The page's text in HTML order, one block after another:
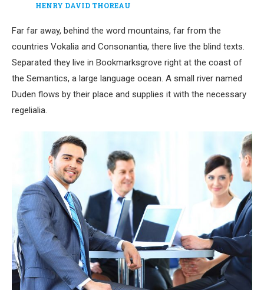
HENRY DAVID THOREAU
Far far away, behind the word mountains, far from the
countries Vokalia and Consonantia, there live the blind texts.
Separated they live in Bookmarksgrove right at the coast of
the Semantics, a large language ocean. A small river named
Duden flows by their place and supplies it with the necessary
regelialia.